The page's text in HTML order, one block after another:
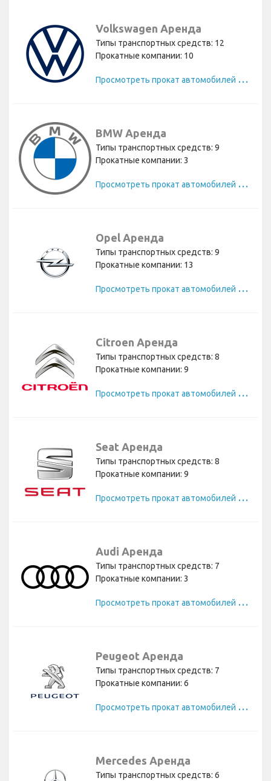
Volkswagen Аренда
Типы транспортных средств: 12
Прокатные компании: 10
П
росмотреть прокат автомобилей Volkswagen
BMW Аренда
Типы транспортных средств: 9
Прокатные компании: 3
П
росмотреть прокат автомобилей BMW
Opel Аренда
Типы транспортных средств: 9
Прокатные компании: 13
П
росмотреть прокат автомобилей Opel
Citroen Аренда
Типы транспортных средств: 8
Прокатные компании: 9
П
росмотреть прокат автомобилей Citroen
Seat Аренда
Типы транспортных средств: 8
Прокатные компании: 9
П
росмотреть прокат автомобилей Seat
Audi Аренда
Типы транспортных средств: 7
Прокатные компании: 3
П
росмотреть прокат автомобилей Audi
Peugeot Аренда
Типы транспортных средств: 7
Прокатные компании: 6
П
росмотреть прокат автомобилей Peugeot
Mercedes Аренда
Типы транспортных средств: 6